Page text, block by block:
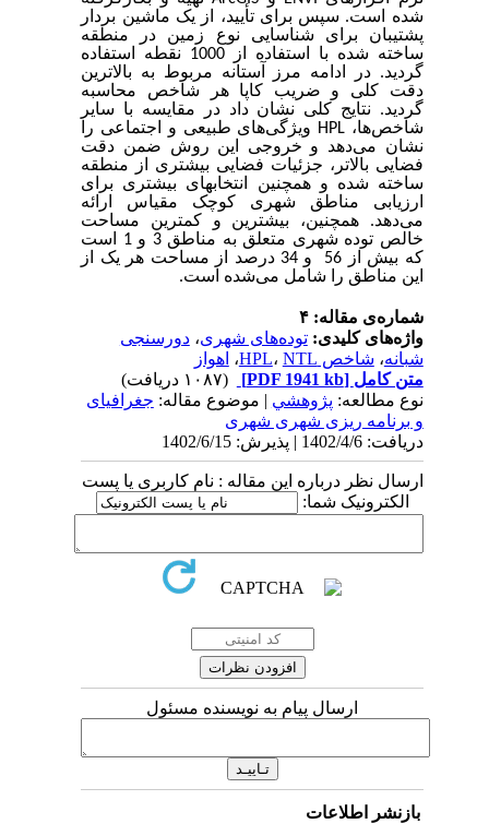
شده است. سپس برای تأیید، از یک ماشین بردار
پشتیبان برای شناسایی نوع زمین در منطقه
ساخته شده با استفاده از 1000 نقطه استفاده
گردید. در ادامه مرز آستانه مربوط به بالاترین
دقت کلی و ضریب کاپا هر شاخص محاسبه
گردید. نتایج کلی نشان داد در مقایسه با سایر
شاخص‌ها، HPL ویژگی‌های طبیعی و اجتماعی را
نشان می‌دهد و خروجی این روش ضمن دقت
فضایی بالاتر، جزئیات فضایی بیشتری از منطقه
ساخته شده و همچنین انتخابهای بیشتری برای
ارزیابی مناطق شهری کوچک مقیاس ارائه
می‌دهد. همچنین، بیشترین و کمترین مساحت
خالص توده شهری متعلق به مناطق 3 و 1 است
که بیش از 56 و 34 درصد از مساحت هر یک از
این مناطق را شامل می‌شده است.
شماره‌ی مقاله: ۴
واژه‌های کلیدی:توده‌های شهری،دورسنجی
شبانه، شاخص HPL ، NTL ، اهواز
متن کامل [PDF 1941 kb]
(۱۰۸۷ دریافت)
نوع مطالعه: پژوهشي | موضوع مقاله: جغرافیای
و برنامه ریزی شهری شهری
دریافت: 1402/4/6 | پذیرش: 1402/6/15
ارسال نظر درباره این مقاله : نام کاربری یا پست
الکترونیک شما:
ارسال پیام به نویسنده مسئول
بازنشر اطلاعات